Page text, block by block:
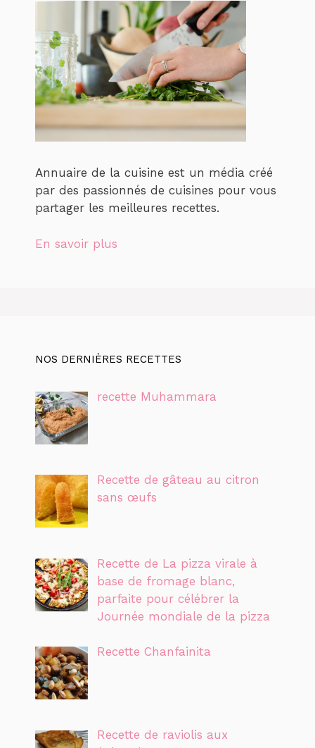
Annuaire de la cuisine est un média créé
par des passionnés de cuisines pour vous
partager les meilleures recettes.
En savoir plus
NOS DERNIÈRES RECETTES
recette Muhammara
Recette de gâteau au citron
sans œufs
Recette de La pizza virale à
base de fromage blanc,
parfaite pour célébrer la
Journée mondiale de la pizza
Recette Chanfainita
Recette de raviolis aux